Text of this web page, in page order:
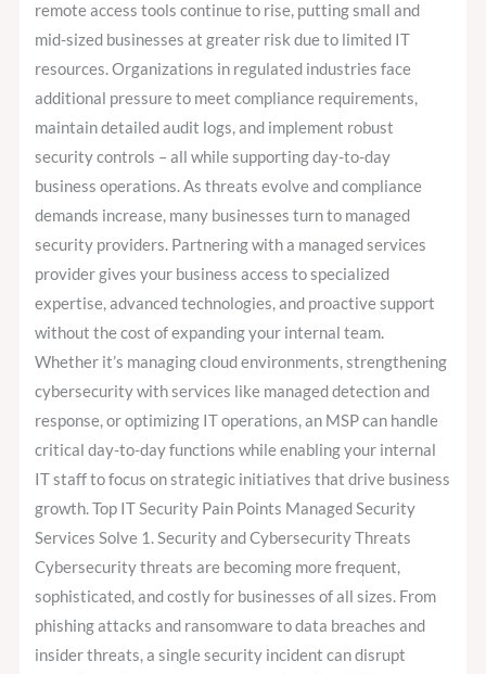
remote access tools continue to rise, putting small and
mid-sized businesses at greater risk due to limited IT
resources. Organizations in regulated industries face
additional pressure to meet compliance requirements,
maintain detailed audit logs, and implement robust
security controls – all while supporting day-to-day
business operations. As threats evolve and compliance
demands increase, many businesses turn to managed
security providers. Partnering with a managed services
provider gives your business access to specialized
expertise, advanced technologies, and proactive support
without the cost of expanding your internal team.
Whether it’s managing cloud environments, strengthening
cybersecurity with services like managed detection and
response, or optimizing IT operations, an MSP can handle
critical day-to-day functions while enabling your internal
IT staff to focus on strategic initiatives that drive business
growth. Top IT Security Pain Points Managed Security
Services Solve 1. Security and Cybersecurity Threats
Cybersecurity threats are becoming more frequent,
sophisticated, and costly for businesses of all sizes. From
phishing attacks and ransomware to data breaches and
insider threats, a single security incident can disrupt